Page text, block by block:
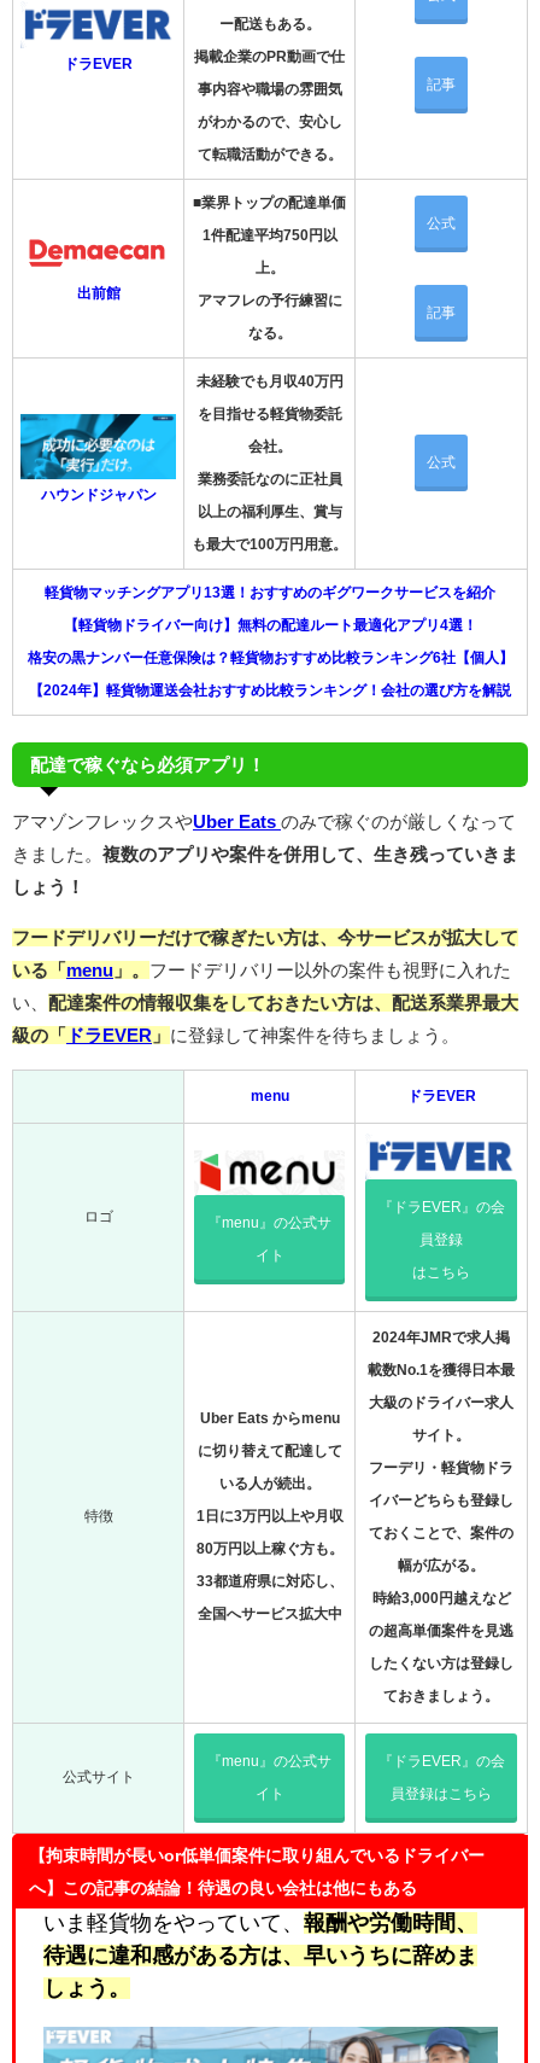
ドラEVER
ー配送もある。
掲載企業のPR動画で仕
事内容や職場の雰囲気
がわかるので、安心し
て転職活動ができる。
記事
出前館
■業界トップの配達単価
1件配達平均750円以
上。
アマフレの予行練習に
なる。
公式
記事
ハウンドジャパン
未経験でも月収40万円
を目指せる軽貨物委託
会社。
業務委託なのに正社員
以上の福利厚生、賞与
も最大で100万円用意。
公式
軽貨物マッチングアプリ13選！おすすめのギグワークサービスを紹介
【軽貨物ドライバー向け】無料の配達ルート最適化アプリ4選！
格安の黒ナンバー任意保険は？軽貨物おすすめ比較ランキング6社【個人】
【2024年】軽貨物運送会社おすすめ比較ランキング！会社の選び方を解説
配達で稼ぐなら必須アプリ！
アマゾンフレックスやUber Eats のみで稼ぐのが厳しくなって
きました。 複数のアプリや案件を併用して、生き残っていきま
しょう！
フードデリバリーだけで稼ぎたい方は、今サービスが拡大して
いる「 menu 」。 フードデリバリー以外の案件も視野に入れた
い、 配達案件の情報収集をしておきたい方は、配送系業界最大
級の「
ドラEVER 」 に登録して神案件を待ちましょう。
menu ドラEVER
ロゴ 『menu』の公式サ
イト
『ドラEVER』の会
員登録
はこちら
特徴
Uber Eats からmenu
に切り替えて配達して
いる人が続出。
1日に3万円以上や月収
80万円以上稼ぐ方も。
33都道府県に対応し、
全国へサービス拡大中
2024年JMRで求人掲
載数No.1を獲得日本最
大級のドライバー求人
サイト。
フーデリ・軽貨物ドラ
イバーどちらも登録し
ておくことで、案件の
幅が広がる。
時給3,000円越えなど
の超高単価案件を見逃
したくない方は登録し
ておきましょう。
公式サイト
『menu』の公式サ
イト
『ドラEVER』の会
員登録はこちら
【拘束時間が長いor低単価案件に取り組んでいるドライバー
へ】この記事の結論！待遇の良い会社は他にもある
いま軽貨物をやっていて、 報酬や労働時間、
待遇に違和感がある方は、早いうちに辞めま
しょう。